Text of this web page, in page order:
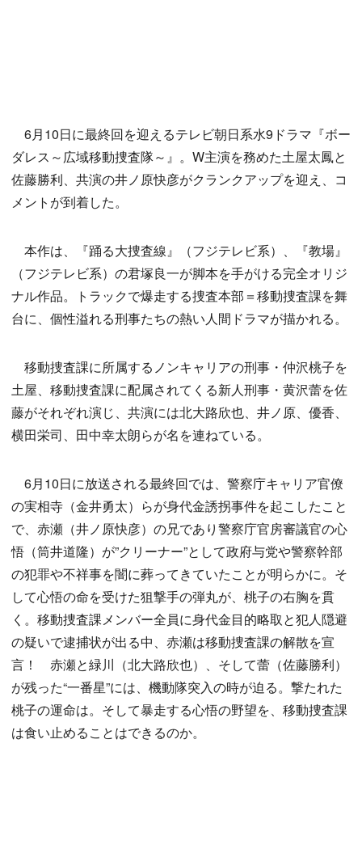
6月10日に最終回を迎えるテレビ朝日系水9ドラマ『ボー
ダレス～広域移動捜査隊～』。W主演を務めた土屋太鳳と
佐藤勝利、共演の井ノ原快彦がクランクアップを迎え、コ
メントが到着した。
本作は、『踊る大捜査線』（フジテレビ系）、『教場』
（フジテレビ系）の君塚良一が脚本を手がける完全オリジ
ナル作品。トラックで爆走する捜査本部＝移動捜査課を舞
台に、個性溢れる刑事たちの熱い人間ドラマが描かれる。
移動捜査課に所属するノンキャリアの刑事・仲沢桃子を
土屋、移動捜査課に配属されてくる新人刑事・黄沢蕾を佐
藤がそれぞれ演じ、共演には北大路欣也、井ノ原、優香、
横田栄司、田中幸太朗らが名を連ねている。
6月10日に放送される最終回では、警察庁キャリア官僚
の実相寺（金井勇太）らが身代金誘拐事件を起こしたこと
で、赤瀬（井ノ原快彦）の兄であり警察庁官房審議官の心
悟（筒井道隆）が”クリーナー”として政府与党や警察幹部
の犯罪や不祥事を闇に葬ってきていたことが明らかに。そ
して心悟の命を受けた狙撃手の弾丸が、桃子の右胸を貫
く。移動捜査課メンバー全員に身代金目的略取と犯人隠避
の疑いで逮捕状が出る中、赤瀬は移動捜査課の解散を宣
言！ 赤瀬と緑川（北大路欣也）、そして蕾（佐藤勝利）
が残った“一番星”には、機動隊突入の時が迫る。撃たれた
桃子の運命は。そして暴走する心悟の野望を、移動捜査課
は食い止めることはできるのか。